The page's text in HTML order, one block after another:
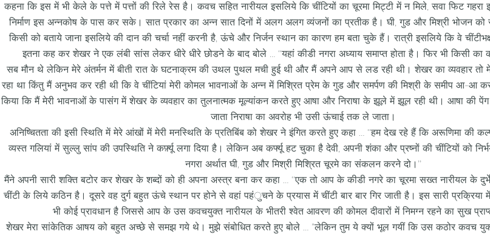
कहना कि इस में भी केले के पत्ते में पत्तों की रिले रेस है। कवच सहित नारीयल इसलिये कि चींटियों का चूरमा मिट्टी में न मिले, सवा फिट गहरा
निर्माण इस अन्नकोष के पास कर सके। सात प्रकार का अन्न सात दिनों में अलग अलग व्यंजनों का प्रतीक है। घी, गुड और मिश्री भोजन
किसी को बताये जाना इसलिये की दान की चर्चा नहीं करनी है, ऊंचे और निर्जन स्थान का कारण हम बता चुके हैं। रात्री इसलिये कि वे
इतना कह कर शेखर ने एक लंबी सांस लेकर धीरे धीरे छोडने के बाद बोले … ‘‘यहां कीडी नगरा अध्याय समाप्त होता है। फिर भी किसी का
सब मौन थे लेकिन मेरे अंतर्मन में बीती रात के घटनाक्रम की उथल पुथल मची हुई थी और मैं अपने आप से लड रही थी। शेखर का व्यवहार तो
रहा था किंतु मैं अनुभव कर रही थी कि वे चींटियां मेरी कोमल भावनाओं के अन्न में मिश्रित प्रेम के गुड और समर्पण की मिश्री के समीप आ-आ
किया कि मैं मेरी भावनाओं के पासंग में शेखर के व्यवहार का तुलनात्मक मूल्यांकन करते हुए आषा और निराषा के झूले में झूल रही थी। आषा की
जाता निराषा का अवरोह भी उसी ऊंचाई तक ले जाता।
अनिष्चितता की इसी स्थिति में मेरे आंखों में मेरी मनस्थिति के प्रतिबिंब को शेखर ने इंगित करते हुए कहा … ‘‘हम देख रहे हैं कि अरूणिमा की
व्यस्त गलियां में सुल्लु सांप की उपस्थिति ने कर्फ़्यू लगा दिया है। लेकिन अब कर्फ्यू हट चुका है देवी, अपनी शंका और प्रष्नों की चींटियों को
नगरा अर्थात घी, गुड और मिश्री मिश्रित चूरमे का संकलन करने दो।’’
मैंने अपनी सारी शक्ति बटोर कर शेखर के शब्दों को ही अपना अस्त्र बना कर कहा … ‘‘एक तो आप के कीडी नगरे का चूरमा सख्त नारीयल के
चींटी के लिये कठिन है। दूसरे वह दुर्ग बहुत ऊंचे स्थान पर होने से वहां पहंुचने के प्रयास में चींटी बार बार गिर जाती है। इस सारी प्रक्रिया
भी कोई प्रावधान है जिससे आप के उस कवचयुक्त नारीयल के भीतरी श्वेत आवरण की कोमल दीवारों में निमग्न रहने का सुख
शेखर मेरा सांकेतिक आषय को बहुत अच्छे से समझ गये थे। मुझे संबोधित करते हुए बोले … ”लेकिन तुम ये क्यों भूल गयीं कि उस कठोर कवच युक्त